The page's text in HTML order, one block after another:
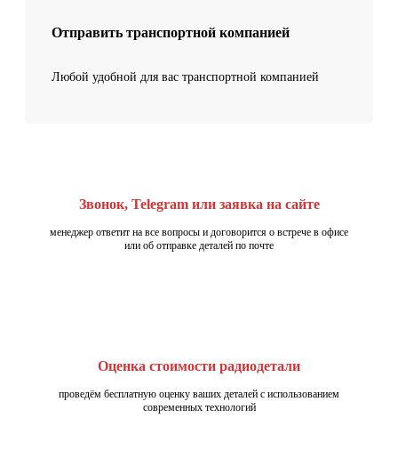
Отправить транспортной компанией
Любой удобной для вас транспортной компанией
Звонок, Telegram или заявка на сайте
менеджер ответит на все вопросы и договорится о встрече в офисе
или об отправке деталей по почте
Оценка стоимости радиодетали
проведём бесплатную оценку ваших деталей с использованием
современных технологий